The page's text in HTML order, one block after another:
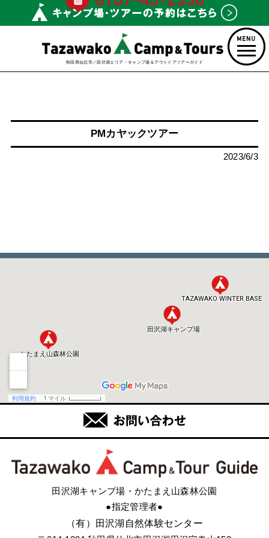
秋田県仙北市／田沢湖エリア・キャンプ場＆アウトドアツアーガイド
PMカヤックツアー
2023/6/3
田沢湖キャンプ場・かたまえ山森林公園
●指定管理者●
（有）田沢湖自然体験センター